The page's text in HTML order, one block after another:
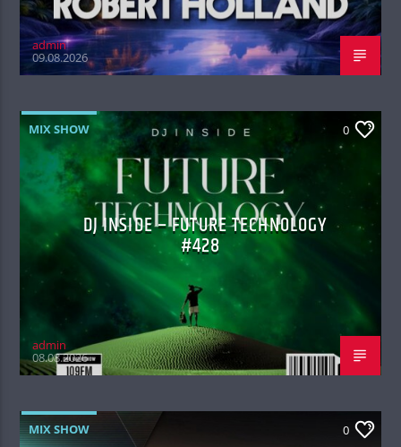
admin
09.08.2026
MIX SHOW 0
DJ INSIDE – FUTURE TECHNOLOGY
#428
admin
08.08.2026
MIX SHOW 0